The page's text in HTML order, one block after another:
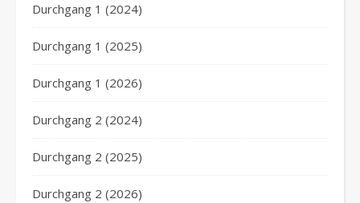
Durchgang 1 (2024)
Durchgang 1 (2025)
Durchgang 1 (2026)
Durchgang 2 (2024)
Durchgang 2 (2025)
Durchgang 2 (2026)